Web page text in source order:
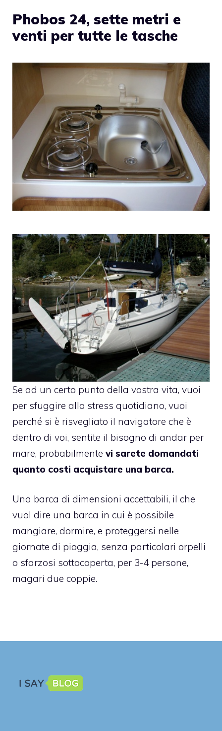
Phobos 24, sette metri e
venti per tutte le tasche
Se ad un certo punto della vostra vita, vuoi
per sfuggire allo stress quotidiano, vuoi
perché si è risvegliato il navigatore che è
dentro di voi, sentite il bisogno di andar per
mare, probabilmente vi sarete domandati
quanto costi acquistare una barca.
Una barca di dimensioni accettabili, il che
vuol dire una barca in cui è possibile
mangiare, dormire, e proteggersi nelle
giornate di pioggia, senza particolari orpelli
o sfarzosi sottocoperta, per 3-4 persone,
magari due coppie.